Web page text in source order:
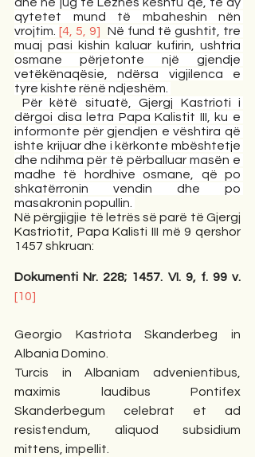
qytetet mund të mbaheshin nën
vrojtim. [4, 5, 9]
Në fund të gushtit, tre
muaj pasi kishin kaluar kufirin, ushtria
osmane përjetonte një gjendje
vetëkënaqësie, ndërsa vigjilenca e
tyre kishte rënë ndjeshëm.
Për këtë situatë, Gjergj Kastrioti i
dërgoi disa letra Papa Kalistit III, ku e
informonte për gjendjen e vështira që
ishte krijuar dhe i kërkonte mbështetje
dhe ndihma për të përballuar masën e
madhe të hordhive osmane, që po
shkatërronin vendin dhe po
masakronin popullin.
Në përgjigjie të letrës së parë të Gjergj
Kastriotit, Papa Kalisti III më 9 qershor
1457 shkruan:
[10]
Georgio Kastriota Skanderbeg in
Albania Domino.
Turcis in Albaniam advenientibus,
maximis laudibus Pontifex
Skanderbegum celebrat et ad
resistendum, aliquod subsidium
mittens, impellit.